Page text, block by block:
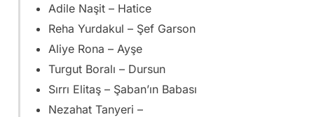
Adile Naşit – Hatice
Reha Yurdakul – Şef Garson
Aliye Rona – Ayşe
Turgut Boralı – Dursun
Sırrı Elitaş – Şaban’ın Babası
Nezahat Tanyeri –